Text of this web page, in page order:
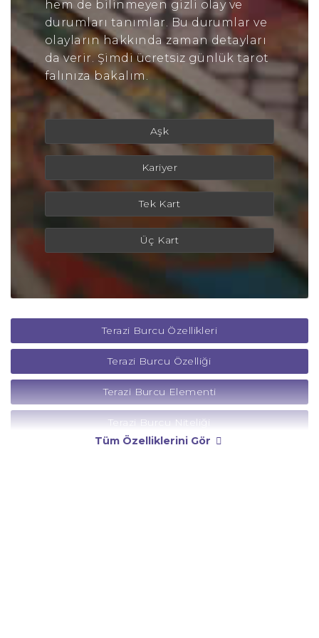
hem de bilinmeyen gizli olay ve
durumları tanımlar. Bu durumlar ve
olayların hakkında zaman detayları
da verir. Şimdi ücretsiz günlük tarot
falınıza bakalım.
Aşk
Kariyer
Tek Kart
Üç Kart
Terazi Burcu Özellikleri
Terazi Burcu Özelliği
Terazi Burcu Elementi
Terazi Burcu Niteliği
Tüm Özelliklerini Gör